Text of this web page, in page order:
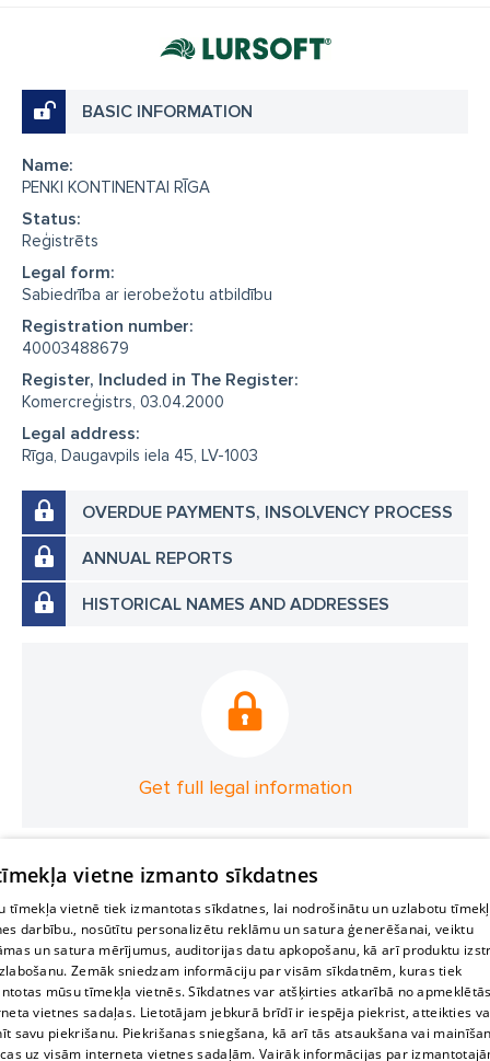
BASIC INFORMATION
Name:
PENKI KONTINENTAI RĪGA
Status:
Reģistrēts
Legal form:
Sabiedrība ar ierobežotu atbildību
Registration number:
40003488679
Register, Included in The Register:
Komercreģistrs, 03.04.2000
Legal address:
Rīga, Daugavpils iela 45, LV-1003
OVERDUE PAYMENTS, INSOLVENCY PROCESS
ANNUAL REPORTS
HISTORICAL NAMES AND ADDRESSES
Get full legal information
vietne izmanto sīkdatnes
tīmekļa vietnē tiek izmantotas sīkdatnes, lai nodrošinātu un uzlabotu
darbību., nosūtītu personalizētu reklāmu un satura ģenerēšanai, veiktu
un satura mērījumus, auditorijas datu apkopošanu, kā arī produktu
Zemāk sniedzam informāciju par visām sīkdatnēm, kuras tiek
mūsu tīmekļa vietnēs. Sīkdatnes var atšķirties atkarībā no
vietnes sadaļas. Lietotājam jebkurā brīdī ir iespēja piekrist, atteikties
savu piekrišanu. Piekrišanas sniegšana, kā arī tās atsaukšana vai
uz visām interneta vietnes sadaļām. Vairāk informācijas par